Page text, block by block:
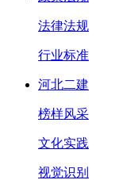
法律法规
行业标准
河北二建
榜样风采
文化实践
视觉识别